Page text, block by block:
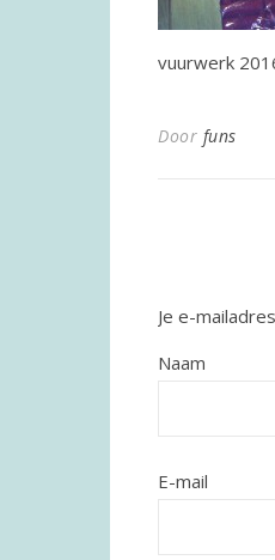
vuurwerk
Door funs
Je e-
Naam
E-mail